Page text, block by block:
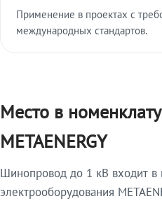
Применение в проектах с
международных стандартов.
Место в
METAENERGY
Шинопровод до 1 кВ входит в
электрооборудования